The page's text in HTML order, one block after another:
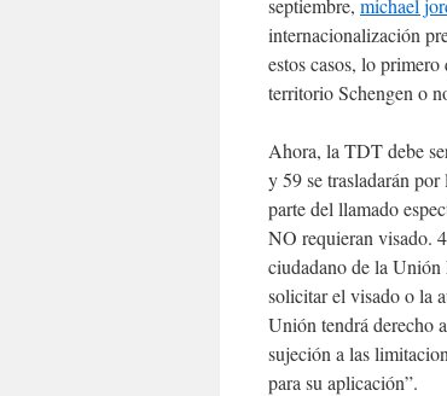
septiembre, michael
internacionalización
estos casos, lo
territorio Schengen o
Ahora, la TDT debe
y 59 se trasladarán
parte del llamado
NO requieran visado.
ciudadano de la Unión
solicitar el visado o la
Unión tendrá derecho
sujeción a las
para su aplicación”.